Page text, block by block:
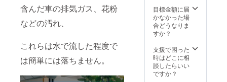
含んだ車の排気ガス、花粉
などの汚れ、
これらは水で流した程度で
は簡単には落ちません。
す。 ※
ご注文
状況、
使用部
給状
況、製
造工程
上の都
目標金額に届
かなかった場
合どうなりま
すか？
支援で困った
時はどこに相
談したらいい
ですか？